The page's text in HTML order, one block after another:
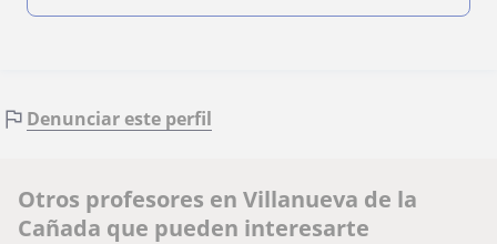
Denunciar este perfil
Otros profesores en Villanueva de la
Cañada que pueden interesarte